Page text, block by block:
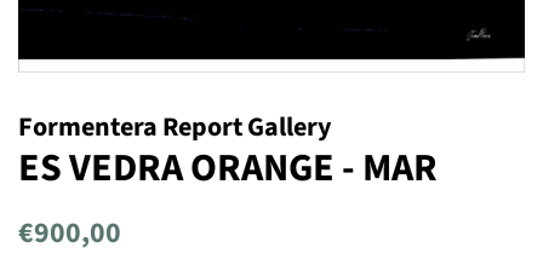
Formentera Report Gallery
ES VEDRA ORANGE - MAR
Precio
€900,00